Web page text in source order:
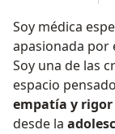
Soy médica
apasionada por
Soy una de las
espacio
empatía y
desde la